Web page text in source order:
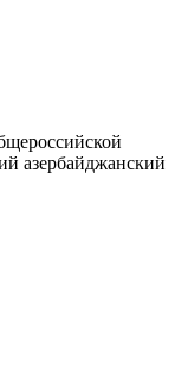
азербайджанский